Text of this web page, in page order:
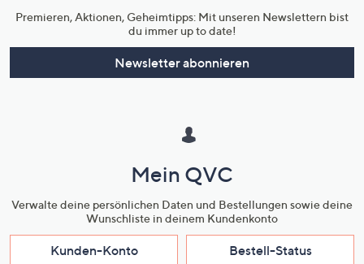
Premieren, Aktionen, Geheimtipps: Mit unseren Newslettern bist
du immer up to date!
Newsletter abonnieren
Mein QVC
Verwalte deine persönlichen Daten und Bestellungen sowie deine
Wunschliste in deinem Kundenkonto
Kunden-Konto Bestell-Status